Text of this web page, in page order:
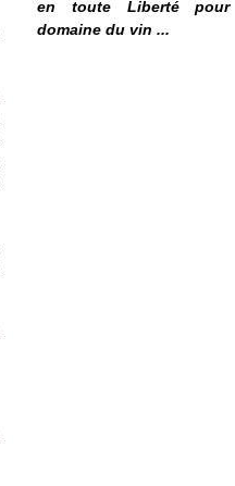
en toute Liberté
domaine du vin ...